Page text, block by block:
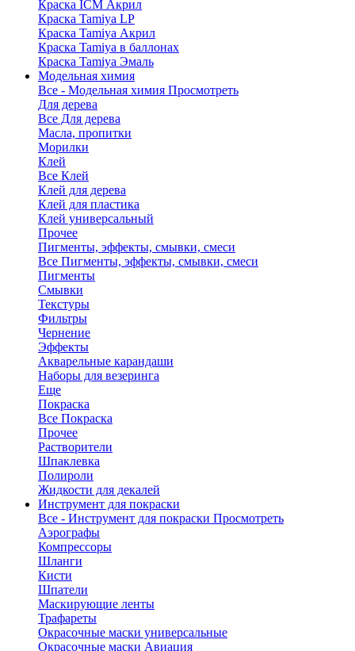
Краска ICM Акрил
Краска Tamiya LP
Краска Tamiya Акрил
Краска Tamiya в баллонах
Краска Tamiya Эмаль
Модельная химия
Все - Модельная химия Просмотреть
Для дерева
Все Для дерева
Масла, пропитки
Морилки
Клей
Все Клей
Клей для дерева
Клей для пластика
Клей универсальный
Прочее
Пигменты, эффекты, смывки, смеси
Все Пигменты, эффекты, смывки, смеси
Пигменты
Смывки
Текстуры
Фильтры
Чернение
Эффекты
Акварельные карандаши
Наборы для везеринга
Еще
Покраска
Все Покраска
Прочее
Растворители
Шпаклевка
Полироли
Жидкости для декалей
Инструмент для покраски
Все - Инструмент для покраски Просмотреть
Аэрографы
Компрессоры
Шланги
Кисти
Шпатели
Маскирующие ленты
Трафареты
Окрасочные маски универсальные
Окрасочные маски Авиация